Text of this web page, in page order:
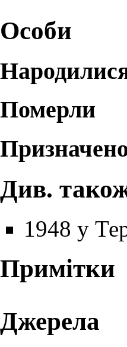
Особи
Померли
Див.
1948 у
Примітки
Джерела